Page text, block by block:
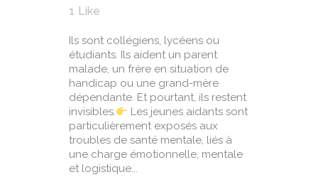
1 Like
Ils sont collégiens, lycéens ou
étudiants. Ils aident un parent
malade, un frère en situation de
handicap ou une grand-mère
dépendante. Et pourtant, ils restent
invisibles.
Les jeunes aidants sont
particulièrement exposés aux
troubles de santé mentale, liés à
une charge émotionnelle, mentale
et logistique...